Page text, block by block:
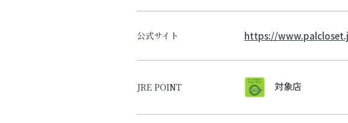
公式サイト https://
JRE POINT 対象店